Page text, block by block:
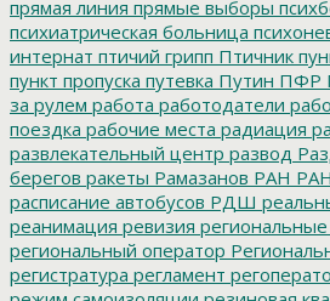
прямая линия прямые выборы
психиатрическая больница
интернат птичий грипп Птичник
пункт пропуска путевка Путин ПФР
за рулем работа работодатели
поездка рабочие места радиация
развлекательный центр развод
берегов ракеты Рамазанов РАН
расписание автобусов РДШ
реанимация ревизия
региональный оператор
регистратура регламент